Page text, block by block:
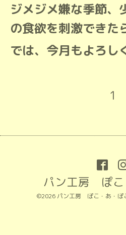
ジメジメ嫌な季節、
の食欲を刺激でき
では、今月もよろし
1
パン工房 ぽこ
©2026 パン工房 ぽこ・あ・ぽ